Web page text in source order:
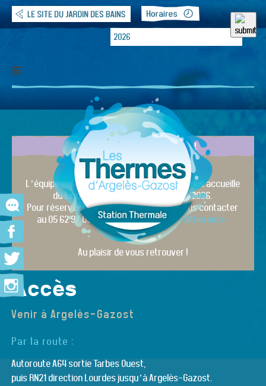
DERNIÈRE MINUTE !
Etablissement ouvert
L’équipe des Thermes d’Argelès-Gazost vous accueille
du lundi 30 mars 2026 au 31 octobre 2026.
Pour réserver votre cure, vous pouvez nous contacter
au 05 62 97 03 24 ou par mail :contact@thermes-
argeles.fr
Au plaisir de vous retrouver !
Accès
Venir à Argelès-Gazost
Par la route :
Autoroute A64 sortie Tarbes Ouest,
puis RN21 direction Lourdes jusqu’à Argelès-Gazost.